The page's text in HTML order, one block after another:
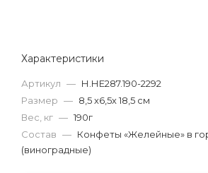
Характеристики
Артикул — Н.НЕ287.190-2292
Размер — 8,5 х6,5х 18,5 см
Вес, кг — 190г
Состав — Конфеты «Желейные» в
(виноградные)